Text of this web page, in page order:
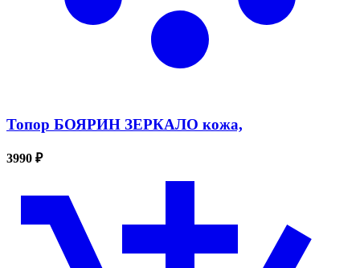
Топор БОЯРИН ЗЕРКАЛО кожа,
3990 ₽